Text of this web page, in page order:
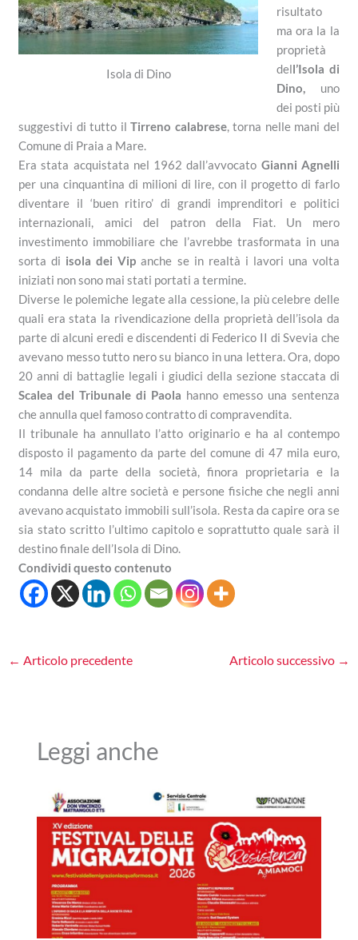
Isola di Dino
risultato
ma ora la la
proprietà
dell’Isola di
Dino,uno
dei posti più
suggestivi di tutto ilTirreno calabrese, torna nelle mani del
Comune di Praia a Mare.
Era stata acquistata nel 1962 dall’avvocato Gianni Agnelli
per una cinquantina di milioni di lire, con il progetto di farlo
diventare il ‘buen ritiro’ di grandi imprenditori e politici
internazionali, amici del patron della Fiat. Un mero
investimento immobiliare che l’avrebbe trasformata in una
sorta di isola dei Vip anche se in realtà i lavori una volta
iniziati non sono mai stati portati a termine.
Diverse le polemiche legate alla cessione, la più celebre delle
quali era stata la rivendicazione della proprietà dell’isola da
parte di alcuni eredi e discendenti di Federico II di Svevia che
avevano messo tutto nero su bianco in una lettera. Ora, dopo
20 anni di battaglie legali i giudici della sezione staccata di
Scalea del Tribunale di Paola hanno emesso una sentenza
che annulla quel famoso contratto di compravendita.
Il tribunale ha annullato l’atto originario e ha al contempo
disposto il pagamento da parte del comune di 47 mila euro,
14 mila da parte della società, finora proprietaria e la
condanna delle altre società e persone fisiche che negli anni
avevano acquistato immobili sull’isola. Resta da capire ora se
sia stato scritto l’ultimo capitolo e soprattutto quale sarà il
destino finale dell’Isola di Dino.
Condividi questo contenuto
← Articolo precedente Articolo successivo →
Leggi anche